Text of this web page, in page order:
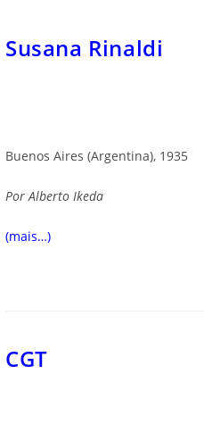
Susana Rinaldi
Buenos Aires (Argentina), 1935
Por Alberto Ikeda
(mais…)
CGT